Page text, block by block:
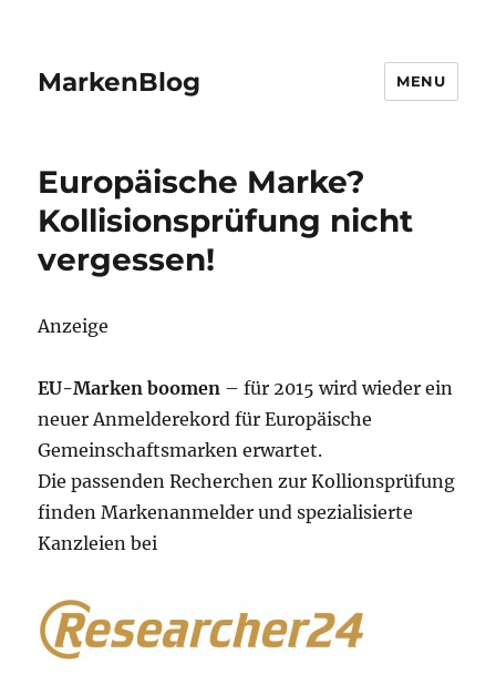
MarkenBlog MENU
Europäische Marke?
Kollisionsprüfung nicht
vergessen!
Anzeige
EU-Marken boomen – für 2015 wird wieder ein
neuer Anmelderekord für Europäische
Gemeinschaftsmarken erwartet.
Die passenden Recherchen zur Kollionsprüfung
finden Markenanmelder und spezialisierte
Kanzleien bei